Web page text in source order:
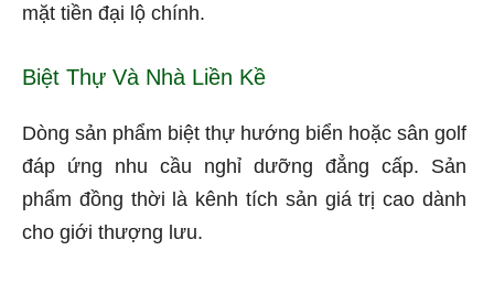
mặt tiền đại lộ chính.
Biệt Thự Và Nhà Liền Kề
Dòng sản phẩm biệt thự hướng biển hoặc sân golf
đáp ứng nhu cầu nghỉ dưỡng đẳng cấp. Sản
phẩm đồng thời là kênh tích sản giá trị cao dành
cho giới thượng lưu.